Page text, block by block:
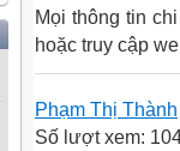
Mọi thông tin
hoặc truy cập
Phạm Thị Thành
Số lượt xem: